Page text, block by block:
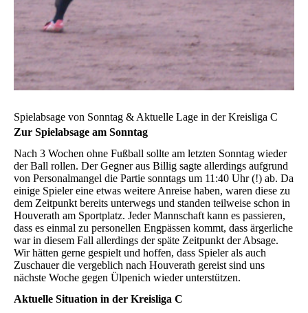
Spielabsage von Sonntag & Aktuelle Lage in der Kreisliga C
Zur Spielabsage am Sonntag
Nach 3 Wochen ohne Fußball sollte am letzten Sonntag wieder
der Ball rollen. Der Gegner aus Billig sagte allerdings aufgrund
von Personalmangel die Partie sonntags um 11:40 Uhr (!) ab. Da
einige Spieler eine etwas weitere Anreise haben, waren diese zu
dem Zeitpunkt bereits unterwegs und standen teilweise schon in
Houverath am Sportplatz. Jeder Mannschaft kann es passieren,
dass es einmal zu personellen Engpässen kommt, dass ärgerliche
war in diesem Fall allerdings der späte Zeitpunkt der Absage.
Wir hätten gerne gespielt und hoffen, dass Spieler als auch
Zuschauer die vergeblich nach Houverath gereist sind uns
nächste Woche gegen Ülpenich wieder unterstützen.
Aktuelle Situation in der Kreisliga C